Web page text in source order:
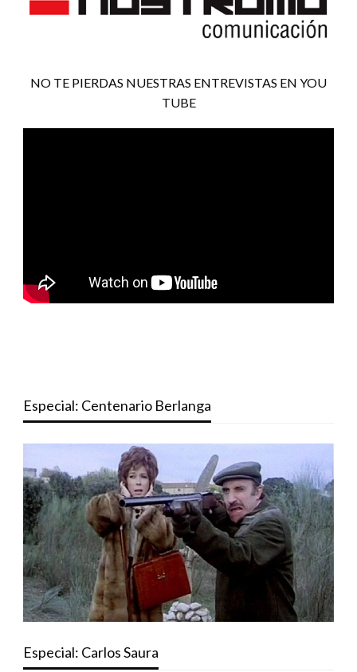
NO TE PIERDAS NUESTRAS ENTREVISTAS EN YOU
TUBE
Especial: Centenario Berlanga
Especial: Carlos Saura